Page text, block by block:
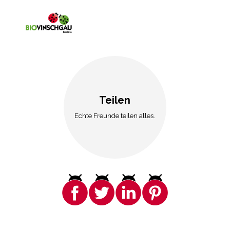
Teilen
Echte Freunde teilen alles.